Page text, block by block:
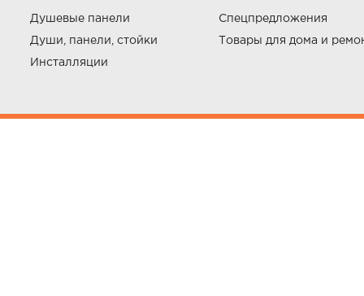
Душевые панели
Души, панели, стойки
Инсталляции
Спецпредложения
Товары для дома и